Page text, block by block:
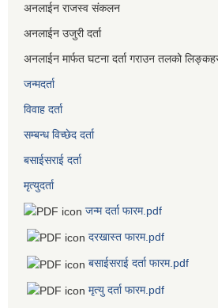
अनलाईन राजस्व संकलन
अनलाईन उजुरी दर्ता
अनलाईन मार्फत घटना दर्ता गराउन तलको
जन्मदर्ता
विवाह दर्ता
सम्बन्ध विच्छेद दर्ता
बसाईसराई दर्ता
मृत्युदर्ता
जन्म दर्ता फारम.pdf
दरखास्त फारम.pdf
बसाईसराई दर्ता फारम.pdf
मृत्यु दर्ता फारम.pdf